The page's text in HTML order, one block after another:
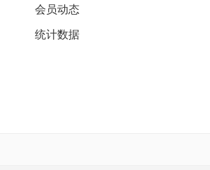
会员动态
统计数据